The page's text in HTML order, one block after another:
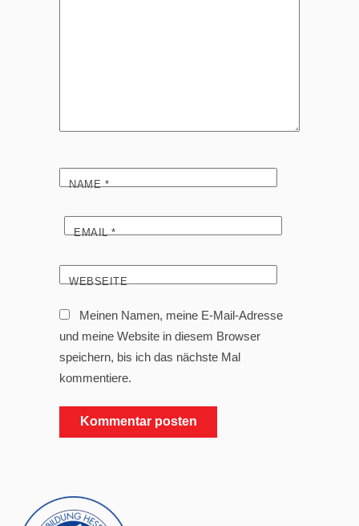
NAME*
EMAIL*
WEBSEITE
Meinen Namen, meine E-Mail-Adresse
und meine Website in diesem Browser
speichern, bis ich das nächste Mal
kommentiere.